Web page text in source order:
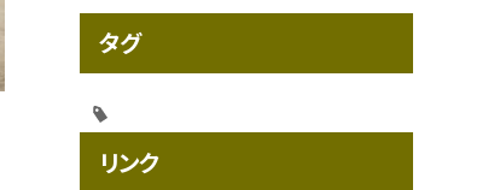
タグ
リンク